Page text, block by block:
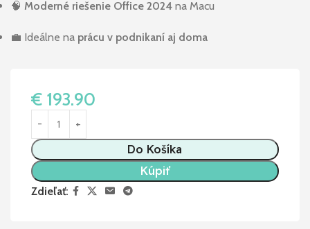
🧠 Moderné riešenie Office 2024 na Macu
💼 Ideálne na prácu v podnikaní aj doma
€ 193.90
Do Košíka
Kúpiť
Zdieľať: